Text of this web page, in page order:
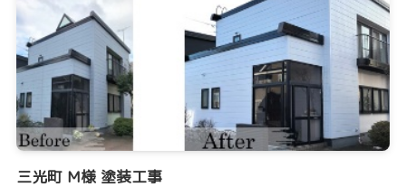
三光町 M様 塗装工事